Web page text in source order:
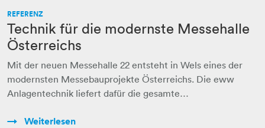
REFERENZ
Technik für die modernste Messehalle
Österreichs
Mit der neuen Messehalle 22 entsteht in Wels eines der
modernsten Messebauprojekte Österreichs. Die eww
Anlagentechnik liefert dafür die gesamte…
Weiterlesen